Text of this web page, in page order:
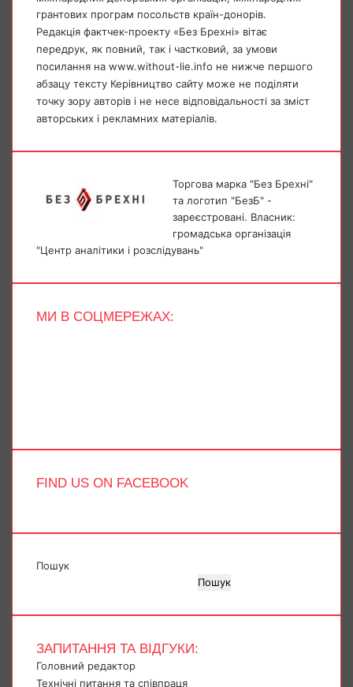
грантових програм посольств країн-донорів.
Редакція фактчек-проекту «Без Брехні» вітає
передрук, як повний, так і частковий, за умови
посилання на www.without-lie.info не нижче першого
абзацу тексту Керівництво сайту може не поділяти
точку зору авторів і не несе відповідальності за зміст
авторських і рекламних матеріалів.
Торгова марка "Без Брехні"
та логотип "БезБ" -
зареєстровані. Власник:
громадська організація
"Центр аналітики і розслідувань"
МИ В СОЦМЕРЕЖАХ:
FIND US ON FACEBOOK
Пошук
Пошук
ЗАПИТАННЯ ТА ВІДГУКИ:
Головний редактор
Технічні питання та співпраця